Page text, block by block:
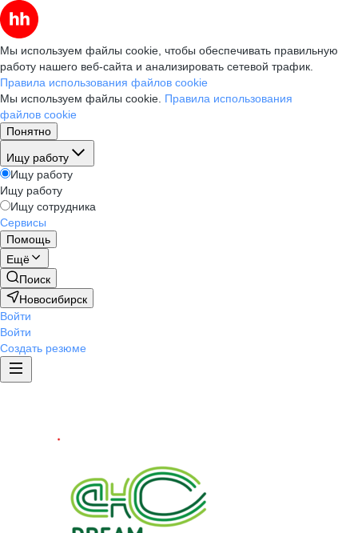
Мы используем файлы cookie, чтобы обеспечивать правильную
работу нашего веб-сайта и анализировать сетевой трафик.
Правила использования файлов cookie
Мы используем файлы cookie. Правила использования
файлов cookie
Понятно
Ищу работу
Ищу работу
Ищу работу
Ищу сотрудника
Сервисы
Помощь
Ещё
Поиск
Новосибирск
Войти
Войти
Создать резюме